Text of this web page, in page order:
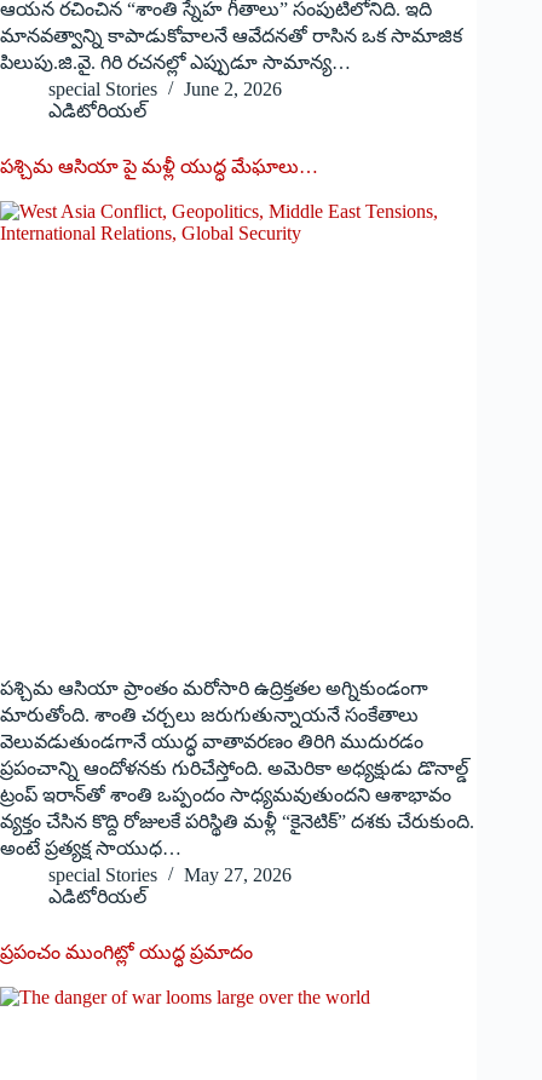
ఆయన రచించిన “శాంతి స్నేహ గీతాలు” సంపుటిలోనిది. ఇది
మానవత్వాన్ని కాపాడుకోవాలనే ఆవేదనతో రాసిన ఒక సామాజిక
పిలుపు.జి.వై. గిరి రచనల్లో ఎప్పుడూ సామాన్య…
special Stories
June 2, 2026
ఎడిటోరియల్
పశ్చిమ ఆసియా పై మళ్లీ యుద్ధ మేఘాలు…
పశ్చిమ ఆసియా ప్రాంతం మరోసారి ఉద్రిక్తతల అగ్నికుండంగా
మారుతోంది. శాంతి చర్చలు జరుగుతున్నాయనే సంకేతాలు
వెలువడుతుండగానే యుద్ధ వాతావరణం తిరిగి ముదురడం
ప్రపంచాన్ని ఆందోళనకు గురిచేస్తోంది. అమెరికా అధ్యక్షుడు డొనాల్డ్
ట్రంప్ ఇరాన్‌తో శాంతి ఒప్పందం సాధ్యమవుతుందని ఆశాభావం
వ్యక్తం చేసిన కొద్ది రోజులకే పరిస్థితి మళ్లీ “కైనెటిక్” దశకు చేరుకుంది.
అంటే ప్రత్యక్ష సాయుధ…
special Stories
May 27, 2026
ఎడిటోరియల్
ప్రపంచం ముంగిట్లో యుద్ధ ప్రమాదం